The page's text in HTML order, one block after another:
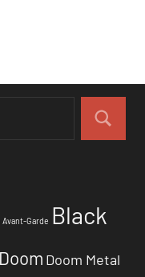
Avant-Garde Black
Doom Doom Metal